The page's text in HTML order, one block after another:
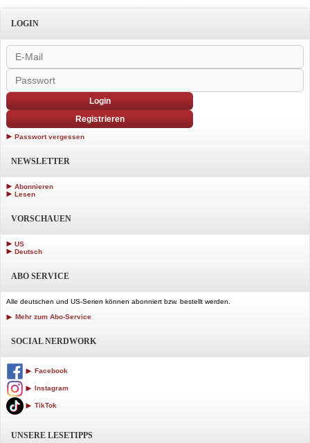
LOGIN
Login
Registrieren
Passwort vergessen
NEWSLETTER
Abonnieren
Lesen
VORSCHAUEN
US
Deutsch
ABO SERVICE
Alle deutschen und US-Serien können abonniert bzw. bestellt werden.
Mehr zum Abo-Service
SOCIAL NERDWORK
Facebook
Instagram
TikTok
UNSERE LESETIPPS